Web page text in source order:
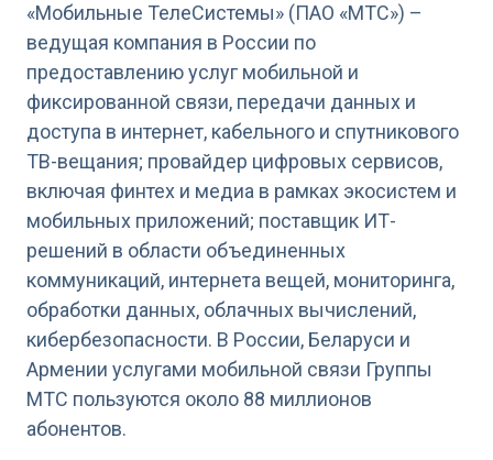
«Мобильные ТелеСистемы» (ПАО «МТС») –
ведущая компания в России по
предоставлению услуг мобильной и
фиксированной связи, передачи данных и
доступа в интернет, кабельного и спутникового
ТВ-вещания; провайдер цифровых сервисов,
включая финтех и медиа в рамках экосистем и
мобильных приложений; поставщик ИТ-
решений в области объединенных
коммуникаций, интернета вещей, мониторинга,
обработки данных, облачных вычислений,
кибербезопасности. В России, Беларуси и
Армении услугами мобильной связи Группы
МТС пользуются около 88 миллионов
абонентов.